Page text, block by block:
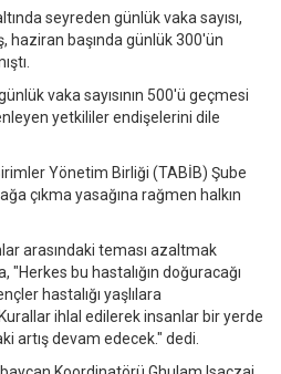
seyreden günlük vaka sayısı,
haziran başında günlük 300'ün
vaka sayısının 500'ü geçmesi
yetkililer endişelerini dile
Yönetim Birliği (TABİB) Şube
çıkma yasağına rağmen halkın
arasındaki teması azaltmak
"Herkes bu hastalığın doğuracağı
hastalığı yaşlılara
ihlal edilerek insanlar bir yerde
artış devam edecek." dedi.